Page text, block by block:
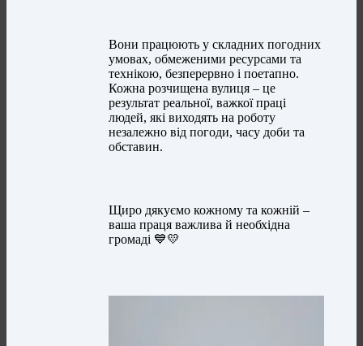
Вони працюють у складних погодних
умовах, обмеженими ресурсами та
технікою, безперервно і поетапно.
Кожна розчищена вулиця – це
результат реальної, важкої праці
людей, які виходять на роботу
незалежно від погоди, часу доби та
обставин.
Щиро дякуємо кожному та кожній –
ваша праця важлива й необхідна
громаді 💙💛